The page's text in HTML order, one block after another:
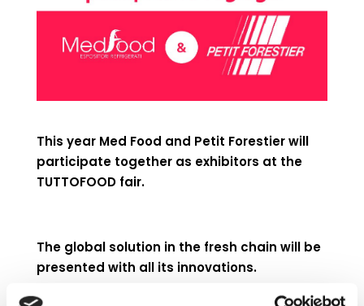
This year Med Food and Petit Forestier will
participate together as exhibitors at the
TUTTOFOOD fair.
The global solution in the fresh chain will be
presented with all its innovations.